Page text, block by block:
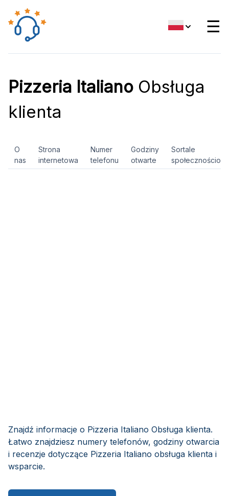
☰
Pizzeria Italiano Obsługa
klienta
O
nas
Strona
internetowa
Numer
telefonu
Godziny
otwarte
Sortale
Znajdź informacje o Pizzeria Italiano Obsługa klienta.
Łatwo znajdziesz numery telefonów, godziny otwarcia
i recenzje dotyczące Pizzeria Italiano obsługa klienta i
wsparcie.